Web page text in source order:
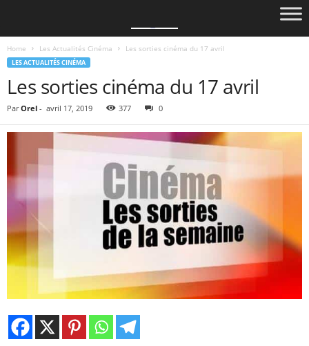
Home Les Actualités Cinéma Les sorties cinéma du 17 avril
LES ACTUALITÉS CINÉMA
Les sorties cinéma du 17 avril
Par Orel - avril 17, 2019 377 0